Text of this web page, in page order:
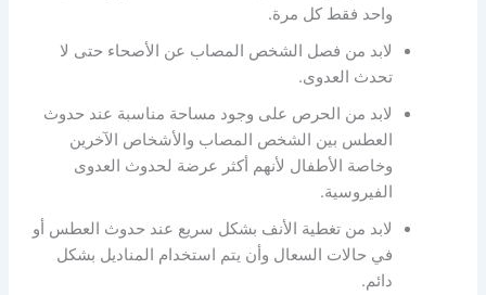
واحد فقط كل مرة.
لابد من فصل الشخص المصاب عن الأصحاء حتى لا
تحدث العدوى.
لابد من الحرص على وجود مساحة مناسبة عند حدوث
العطس بين الشخص المصاب والأشخاص الآخرين
وخاصة الأطفال لأنهم أكثر عرضة لحدوث العدوى
الفيروسية.
لابد من تغطية الأنف بشكل سريع عند حدوث العطس أو
في حالات السعال وأن يتم استخدام المناديل بشكل
دائم.